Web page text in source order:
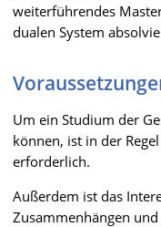
weiterführendes
dualen System
Um ein Studium der
können, ist in der
erforderlich.
Außerdem ist das
Zusammenhängen